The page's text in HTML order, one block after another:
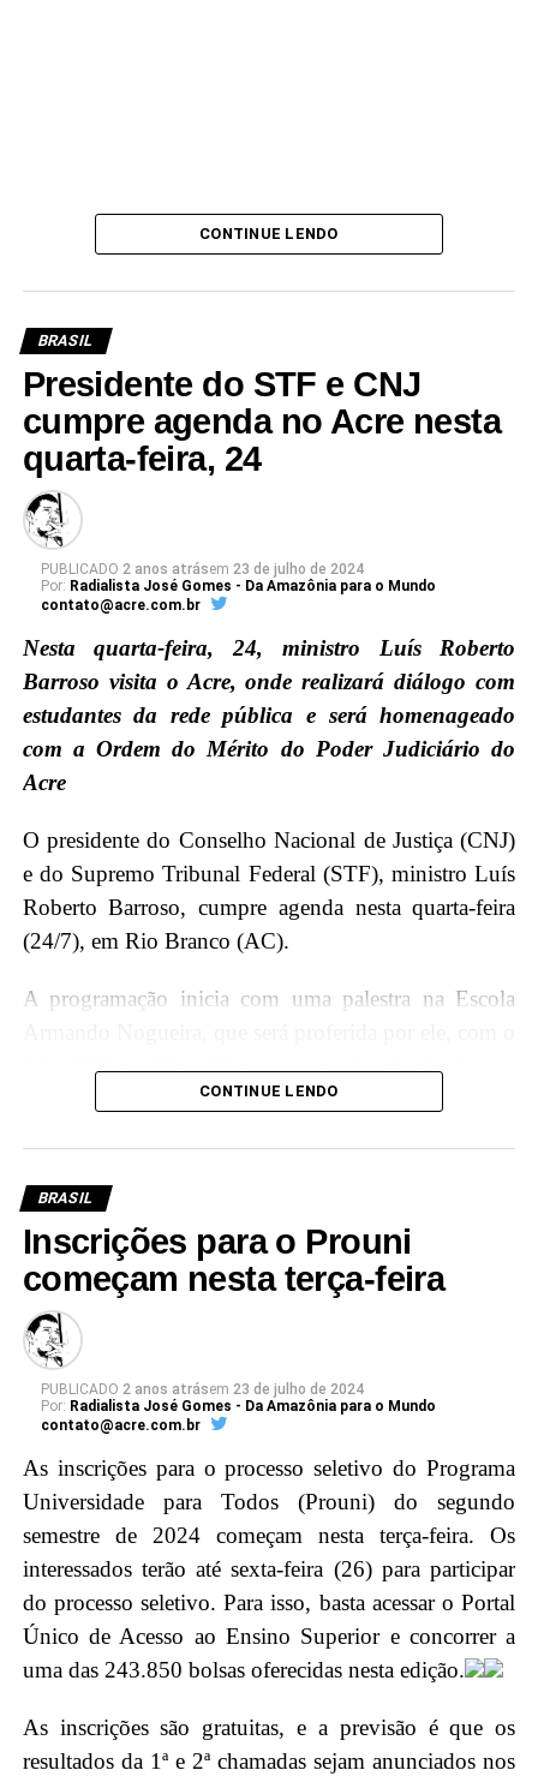
CONTINUE LENDO
BRASIL
Presidente do STF e CNJ
cumpre agenda no Acre nesta
quarta-feira, 24
PUBLICADO 2 anos atrásem 23 de julho de 2024
Por: Radialista José Gomes - Da Amazônia para o Mundo
contato@acre.com.br
Nesta quarta-feira, 24, ministro Luís Roberto
Barroso visita o Acre, onde realizará diálogo com
estudantes da rede pública e será homenageado
com a Ordem do Mérito do Poder Judiciário do
Acre
O presidente do Conselho Nacional de Justiça (CNJ)
e do Supremo Tribunal Federal (STF), ministro Luís
Roberto Barroso, cumpre agenda nesta quarta-feira
(24/7), em Rio Branco (AC).
A programação inicia com uma palestra na Escola
tema “Como fazer diferença para si próprio, para o
Brasil e para o mundo”, onde terá a oportunidade de
educação e cidadania.
Além disso, Luís Roberto Barroso participará de um
diálogo com magistradas e magistrados acreanos,
promovendo a troca de experiências e
conhecimentos, e fortalecendo os laços entre a mais
alta Corte do país e a magistratura acreana.
maior honraria da Justiça do Acre, a insígnia da
Ordem do Mérito Judiciário, durante a sessão solene
no Pleno, no Tribunal de Justiça do Acre (TJAC).
Instituída pela Resolução nº. 283/2022, essa distinção
é concedida por decisão unânime dos membros do
Conselho da Ordem do Mérito Judiciário acreano em
diferentes graus, reconhecendo assim a excelência e
relevância do trabalho do ministro para o Judiciário
brasileiro.
CONTINUE LENDO
BRASIL
Inscrições para o Prouni
começam nesta terça-feira
PUBLICADO 2 anos atrásem 23 de julho de 2024
Por: Radialista José Gomes - Da Amazônia para o Mundo
contato@acre.com.br
As inscrições para o processo seletivo do Programa
Universidade para Todos (Prouni) do segundo
semestre de 2024 começam nesta terça-feira. Os
interessados terão até sexta-feira (26) para participar
do processo seletivo. Para isso, basta acessar o Portal
Único de Acesso ao Ensino Superior e concorrer a
uma das 243.850 bolsas oferecidas nesta edição.
As inscrições são gratuitas, e a previsão é que os
resultados da 1ª e 2ª chamadas sejam anunciados nos